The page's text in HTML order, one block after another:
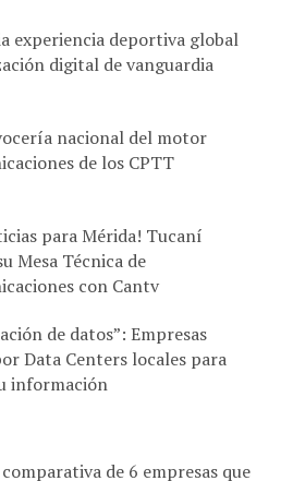
experiencia deportiva global
digital de vanguardia
nacional del motor
de los CPTT
para Mérida! Tucaní
Mesa Técnica de
con Cantv
de datos”: Empresas
Data Centers locales para
información
de 6 empresas que